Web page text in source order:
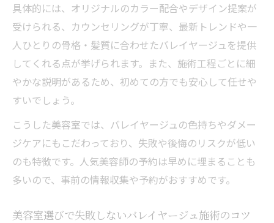
具体的には、オリジナルのカラー配合やデザイン提案が
受けられる、カウンセリングが丁寧、最新トレンドや一
人ひとりの骨格・髪質に合わせたバレイヤージュを提供
してくれる点が挙げられます。また、施術工程ごとに細
やかな説明があるため、初めての方でも安心して任せや
すいでしょう。
こうした美容室では、バレイヤージュの色持ちやダメー
ジケアにもこだわっており、失敗や後悔のリスクが低い
のも特徴です。人気美容師の予約は早めに埋まることも
多いので、事前の情報収集や予約がおすすめです。
美容室選びで失敗しないバレイヤージュ施術のコツ